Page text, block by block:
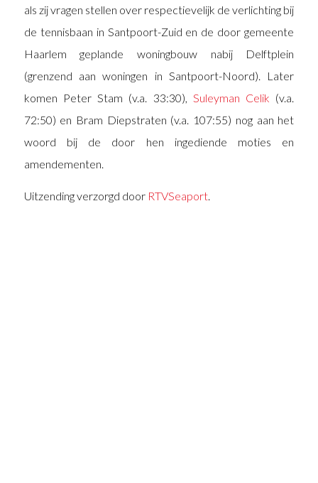
als zij vragen stellen over respectievelijk de verlichting bij
de tennisbaan in Santpoort-Zuid en de door gemeente
Haarlem geplande woningbouw nabij Delftplein
(grenzend aan woningen in Santpoort-Noord). Later
komen Peter Stam (v.a. 33:30), Suleyman Celik (v.a.
72:50) en Bram Diepstraten (v.a. 107:55) nog aan het
woord bij de door hen ingediende moties en
amendementen.
Uitzending verzorgd door RTVSeaport.